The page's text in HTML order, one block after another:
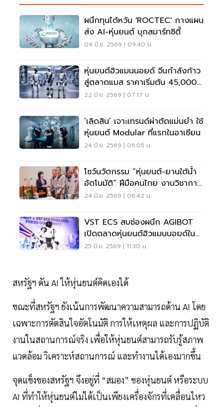
ผนึกทุนไต้หวัน 'ROCTEC' กางแผน
ส่ง AI-หุ่นยนต์ บุกสมาร์ทซิตี้
04 มิ.ย. 2569 | 09:40 น.
หุ่นยนต์ฮิวแมนนอยด์ จีนกำลังก้าว
สู่ตลาดแมส ราคาเริ่มต้น 45,000
บาท
22 มิ.ย. 2569 | 07:17 น.
‘เลิดสิน’ เจาะเทรนด์ผ่าตัดแม่นยำ ใช้
หุ่นยนต์ Modular ที่แรกในอาเซียน
24 มิ.ย. 2569 | 06:05 น.
โชว์นวัตกรรม “หุ่นยนต์-ยานใต้น้ำ
อัตโนมัติ” ฝีมือคนไทย งานวิชาการ
ทัพเรือ
24 มิ.ย. 2569 | 06:42 น.
VST ECS สบช่องผนึก AGIBOT
เปิดตลาดหุ่นยนต์ฮิวแมนนอยด์ใน
ไทย
25 มิ.ย. 2569 | 11:30 น.
สหรัฐฯ ดัน AI ให้หุ่นยนต์คิดเองได้
ขณะที่สหรัฐฯ ยังเน้นการพัฒนาความสามารถด้าน AI โดย
เฉพาะการตัดสินใจอัตโนมัติ การให้เหตุผล และการปฏิบัติ
งานในสถานการณ์จริง เพื่อให้หุ่นยนต์สามารถรับรู้สภาพ
แวดล้อม วิเคราะห์สถานการณ์ และทำงานได้เองมากขึ้น
จุดแข็งของสหรัฐฯ จึงอยู่ที่ “สมอง” ของหุ่นยนต์ หรือระบบ
AI ที่ทำให้หุ่นยนต์ไม่ได้เป็นเพียงเครื่องจักรที่เคลื่อนไหว